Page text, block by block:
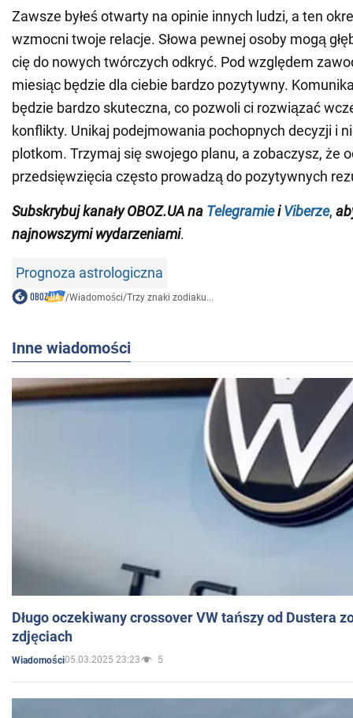
Zawsze byłeś otwarty na opinie innych ludzi, a ten
wzmocni twoje relacje. Słowa pewnej osoby mogą
cię do nowych twórczych odkryć. Pod względem
miesiąc będzie dla ciebie bardzo pozytywny.
będzie bardzo skuteczna, co pozwoli ci rozwiązać
konflikty. Unikaj podejmowania pochopnych decyzji i
plotkom. Trzymaj się swojego planu, a zobaczysz, że
przedsięwzięcia często prowadzą do pozytywnych
Subskrybuj kanały OBOZ.UA na TelegramieiViberze,
najnowszymi wydarzeniami.
Prognoza astrologiczna
/Wiadomości/Trzy znaki zodiaku...
Inne wiadomości
Długo oczekiwany crossover VW tańszy od Dustera
zdjęciach
Wiadomości05.03.2025 23:23 5